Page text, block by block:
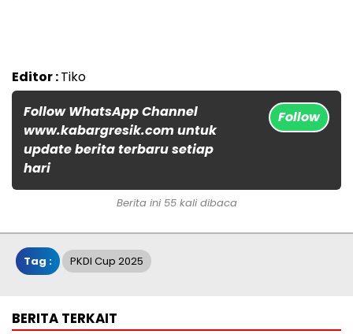
Editor :Tiko
Follow WhatsApp Channel
www.kabargresik.com untuk
update berita terbaru setiap
hari
Follow
Berita ini 55 kali dibaca
Tag : PKDI Cup 2025
BERITA TERKAIT